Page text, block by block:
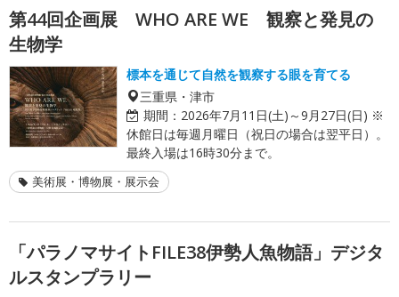
第44回企画展 WHO ARE WE 観察と発見の
生物学
標本を通じて自然を観察する眼を育てる
三重県・津市
期間： 2026年7月11日(土)～9月27日(日) ※
休館日は毎週月曜日（祝日の場合は翌平日）。
最終入場は16時30分まで。
美術展・博物展・展示会
「パラノマサイトFILE38伊勢人魚物語」デジタ
ルスタンプラリー